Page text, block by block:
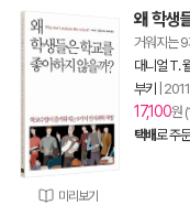
미리보기
왜 학생
거워지는
대니얼 T.
부키
17,100원
택배로 주